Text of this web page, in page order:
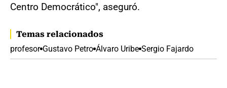
Centro Democrático", aseguró.
Temas relacionados
profesor Gustavo Petro Álvaro Uribe Sergio Fajardo